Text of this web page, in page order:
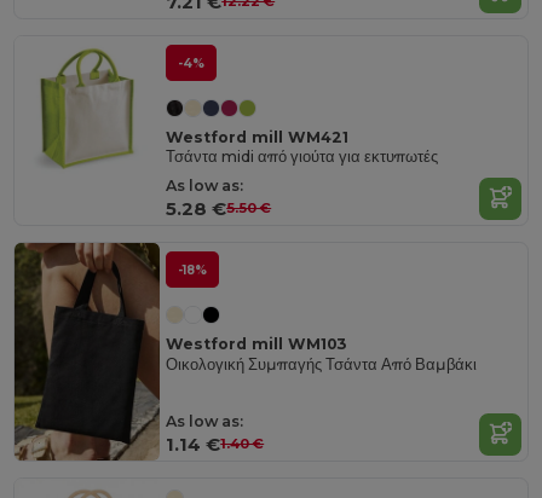
-4%
Westford mill WM421
Τσάντα midi από γιούτα για εκτυπωτές
As low as:
5.28 €5.50 €
-18%
Westford mill WM103
Οικολογική Συμπαγής Τσάντα Από Βαμβάκι
As low as:
1.14 €1.40 €